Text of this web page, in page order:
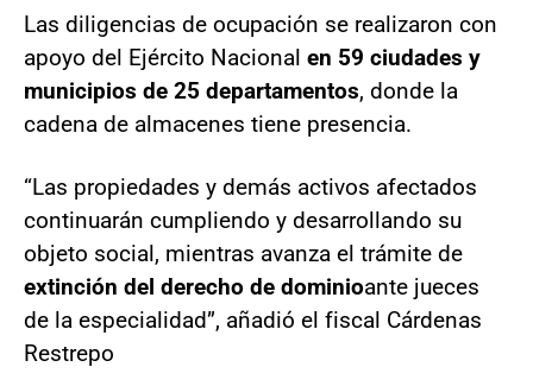
Las diligencias de ocupación se realizaron con
apoyo del Ejército Nacional en 59 ciudades y
municipios de 25 departamentos, donde la
cadena de almacenes tiene presencia.
“Las propiedades y demás activos afectados
continuarán cumpliendo y desarrollando su
objeto social, mientras avanza el trámite de
extinción del derecho de dominioante jueces
de la especialidad”, añadió el fiscal Cárdenas
Restrepo